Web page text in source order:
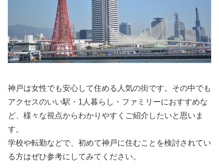
神戸は女性でも安心して住める人気の街です。その中でも
アクセスのいい駅・1人暮らし・ファミリーにおすすめな
ど、様々な視点からわかりやすくご紹介したいと思いま
す。
学校や転勤などで、初めて神戸に住むことを検討されてい
る方はぜひ参考にしてみてください。